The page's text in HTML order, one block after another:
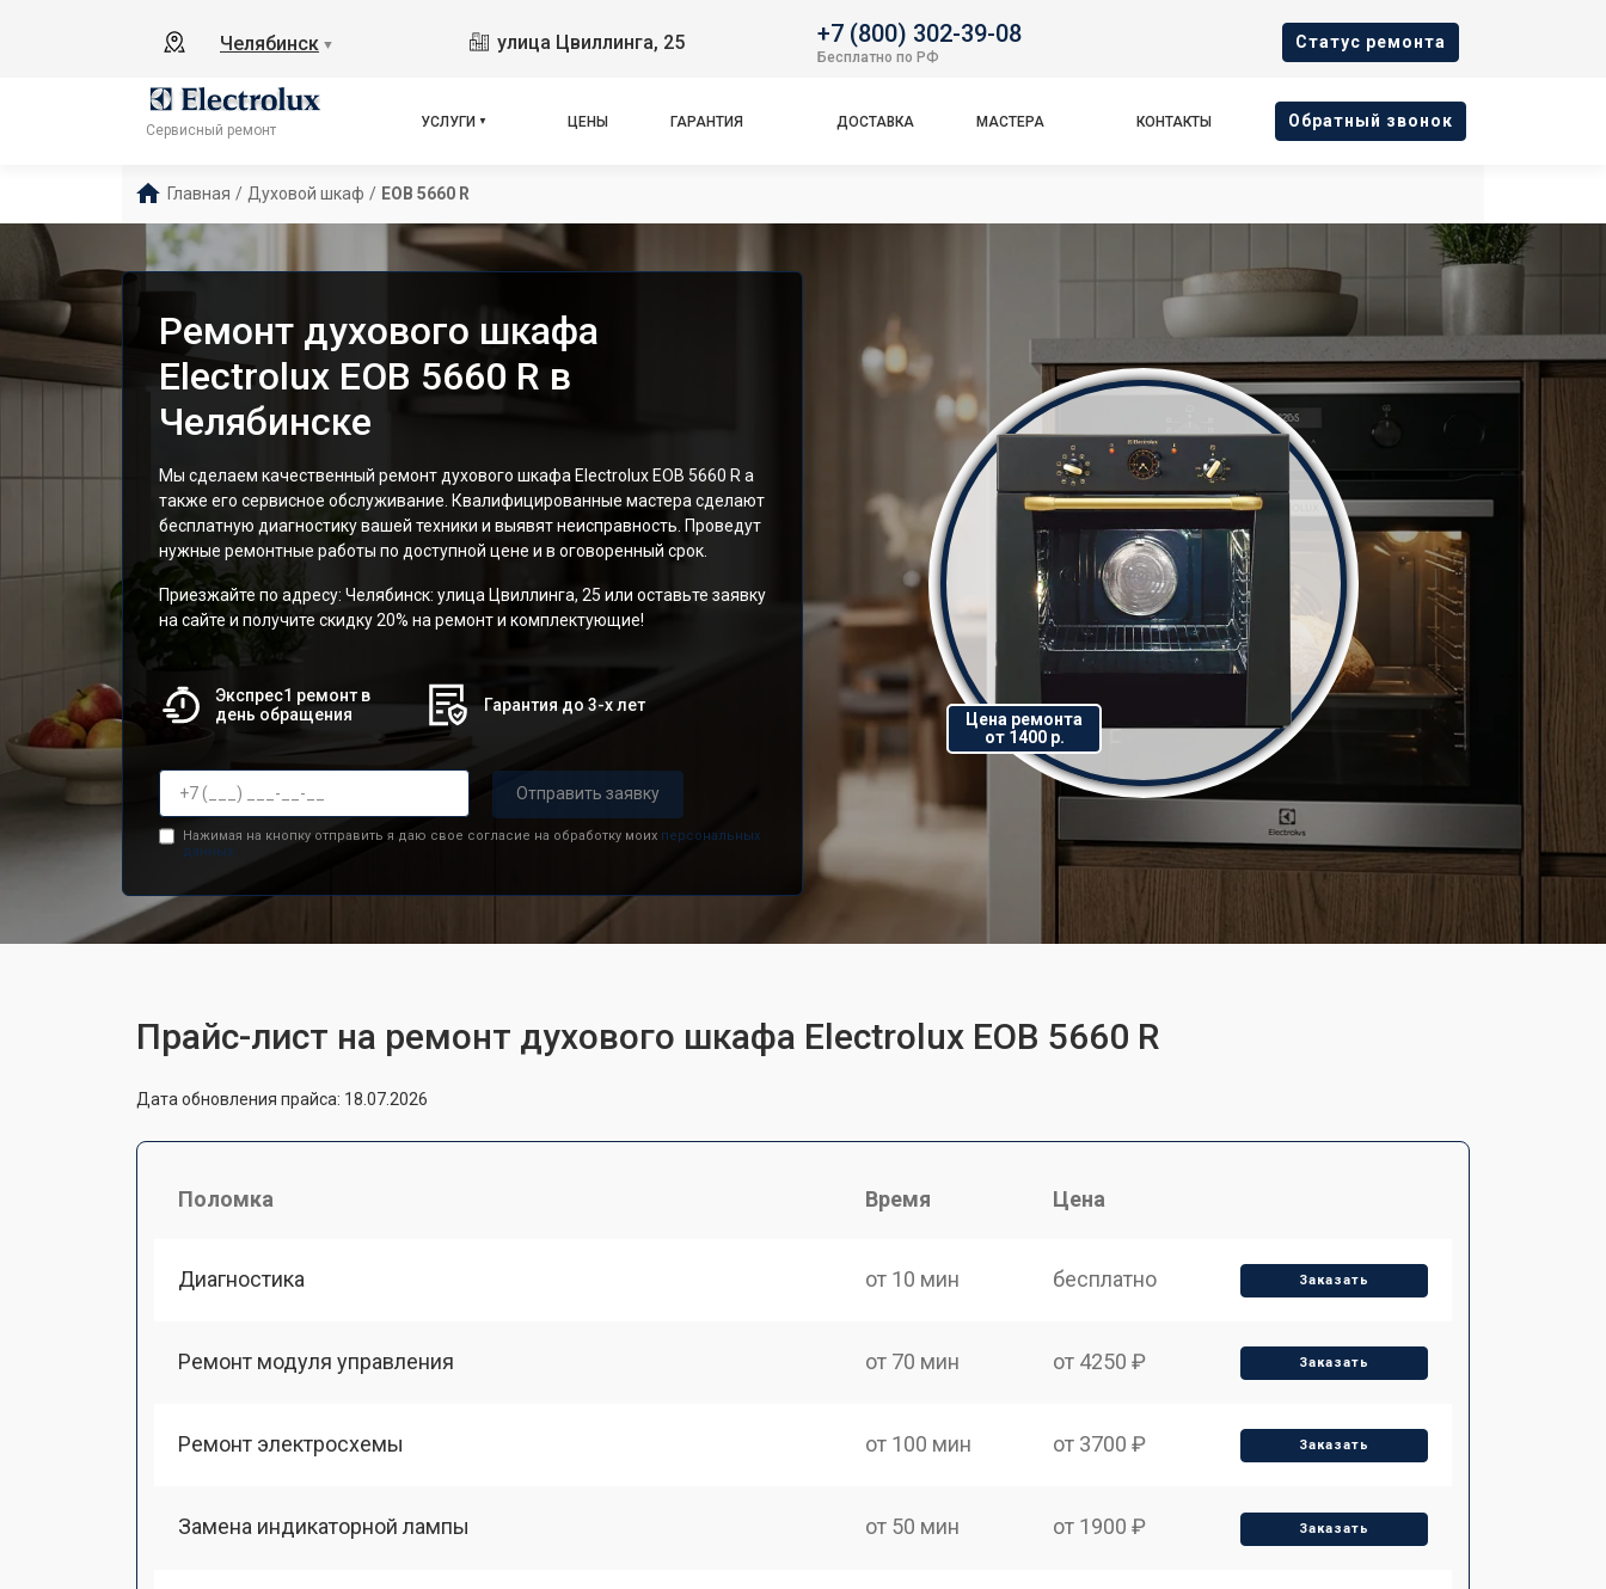
Челябинск ▼ улица Цвиллинга, 25 +7 (800) 302-39-08
Бесплатно по РФ
Cтатус ремонта
Сервисный ремонт
УСЛУГИ ЦЕНЫ ГАРАНТИЯ ДОСТАВКА МАСТЕРА КОНТАКТЫ Oбратный звонок
Главная / Духовой шкаф / EOB 5660 R
Ремонт духового шкафа
Electrolux EOB 5660 R в
Челябинске
Мы сделаем качественный ремонт духового шкафа Electrolux EOB 5660 R а
также его сервисное обслуживание. Квалифицированные мастера сделают
бесплатную диагностику вашей техники и выявят неисправность. Проведут
нужные ремонтные работы по доступной цене и в оговоренный срок.
Приезжайте по адресу: Челябинск: улица Цвиллинга, 25 или оставьте заявку
на сайте и получите скидку 20% на ремонт и комплектующие!
Экспрес1 ремонт в
день обращения
Гарантия до 3-х лет
Отправить заявку
Нажимая на кнопку отправить я даю свое согласие на обработку моих персональных
данных.
Цена ремонта
от 1400 р.
Прайс-лист на ремонт духового шкафа Electrolux EOB 5660 R
Дата обновления прайса: 18.07.2026
Поломка Время Цена
Диагностика от 10 мин бесплатно Заказать
Ремонт модуля управления от 70 мин от 4250 ₽ Заказать
Ремонт электросхемы от 100 мин от 3700 ₽ Заказать
Замена индикаторной лампы от 50 мин от 1900 ₽ Заказать